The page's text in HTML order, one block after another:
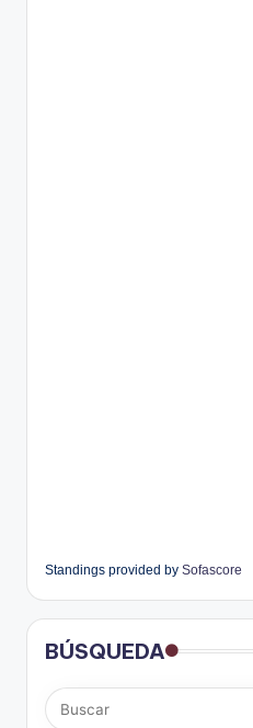
Standings provided by Sofascore
BÚSQUEDA